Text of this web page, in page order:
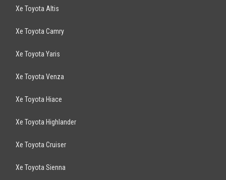
Xe Toyota Altis
Xe Toyota Camry
Xe Toyota Yaris
Xe Toyota Venza
Xe Toyota Hiace
Xe Toyota Highlander
Xe Toyota Cruiser
Xe Toyota Sienna